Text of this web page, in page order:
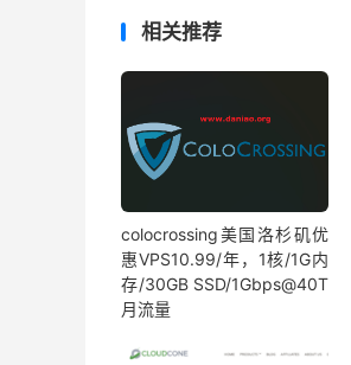
相关推荐
colocrossing美国洛杉矶优
惠VPS10.99/年，1核/1G内
存/30GB SSD/1Gbps@40T
月流量